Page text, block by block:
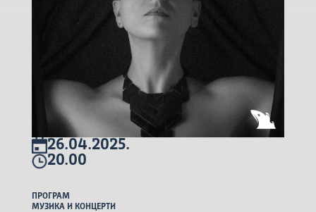
26.04.2025.
20.00
ПРОГРАМ
МУЗИКА И КОНЦЕРТИ